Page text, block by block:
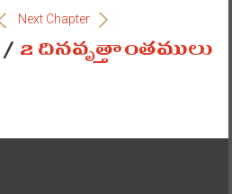
Next Chapter
/2 దినవృత్తాంతములు